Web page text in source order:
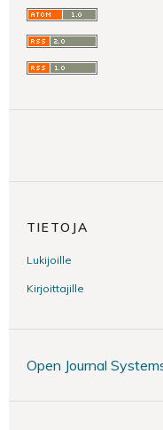
TIETOJA
Lukijoille
Kirjoittajille
Open Journal